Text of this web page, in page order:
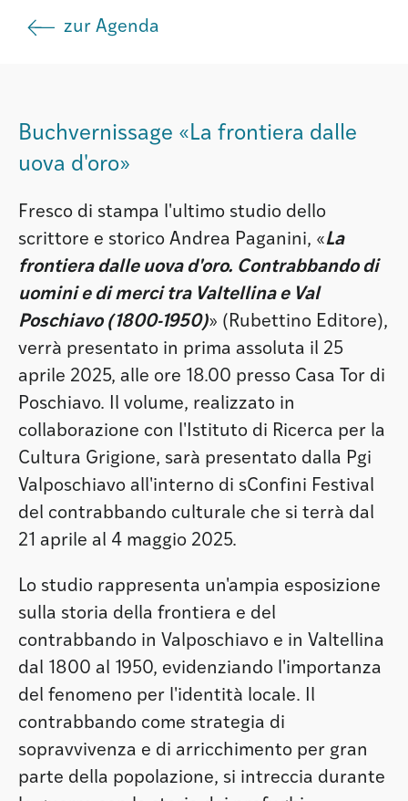
Atlas GR
zur Agenda
Buchvernissage «La frontiera dalle
uova d'oro»
Fresco di stampa l'ultimo studio dello
scrittore e storico Andrea Paganini, «La
frontiera dalle uova d'oro. Contrabbando di
uomini e di merci tra Valtellina e Val
Poschiavo (1800-1950)» (Rubettino Editore),
verrà presentato in prima assoluta il 25
aprile 2025, alle ore 18.00 presso Casa Tor di
Poschiavo. Il volume, realizzato in
collaborazione con l'Istituto di Ricerca per la
Cultura Grigione, sarà presentato dalla Pgi
Valposchiavo all'interno di sConfini Festival
del contrabbando culturale che si terrà dal
21 aprile al 4 maggio 2025.
Lo studio rappresenta un'ampia esposizione
sulla storia della frontiera e del
contrabbando in Valposchiavo e in Valtellina
dal 1800 al 1950, evidenziando l'importanza
del fenomeno per l'identità locale. Il
contrabbando come strategia di
sopravvivenza e di arricchimento per gran
parte della popolazione, si intreccia durante